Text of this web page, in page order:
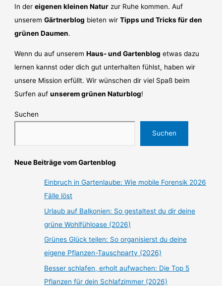
In dereigenen kleinen Natur zur Ruhe kommen. Auf
unseremGärtnerblog bieten wirTipps und Tricks für den
grünen Daumen.
Wenn du auf unseremHaus- und Gartenblog etwas dazu
lernen kannst oder dich gut unterhalten fühlst, haben wir
unsere Mission erfüllt. Wir wünschen dir viel Spaß beim
Surfen aufunserem grünen Naturblog!
Suchen
Suchen
Neue Beiträge vom Gartenblog
Einbruch in Gartenlaube: Wie mobile Forensik 2026
Fälle löst
Urlaub auf Balkonien: So gestaltest du dir deine
grüne Wohlfühloase (2026)
Grünes Glück teilen: So organisierst du deine
eigene Pflanzen-Tauschparty (2026)
Besser schlafen, erholt aufwachen: Die Top 5
Pflanzen für dein Schlafzimmer (2026)